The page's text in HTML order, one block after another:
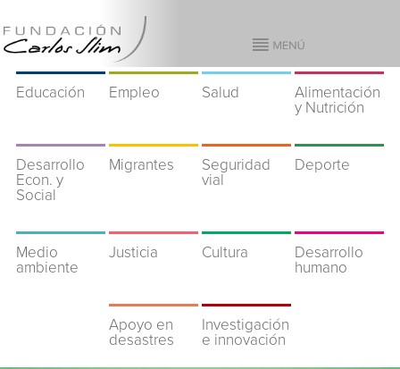
Educación Empleo Salud
Alimentación
y Nutrición
Desarrollo
Econ. y
Social
Migrantes
Seguridad
vial
Deporte
Medio
ambiente
Justicia Cultura
Desarrollo
humano
Apoyo en
desastres
Investigación
e innovación